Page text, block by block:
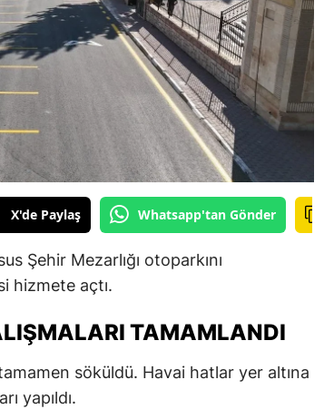
X'de Paylaş Whatsapp'tan Gönder
Şehir Mezarlığı otoparkını
hizmete açtı.
TAMAMLANDI
söküldü. Havai hatlar yer altına
yapıldı.